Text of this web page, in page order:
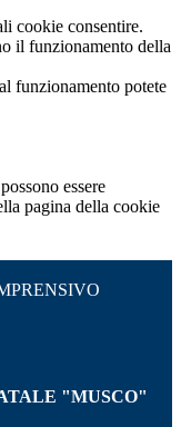
cookie consentire.
il funzionamento della
funzionamento potete
essere
pagina della cookie
"MUSCO"